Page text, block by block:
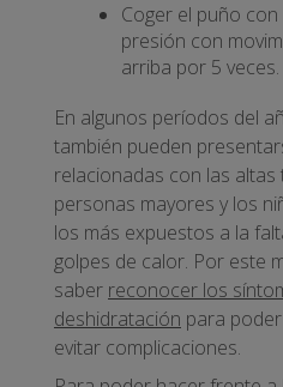
Coger el puño
presión con
arriba por 5 veces.
En algunos períodos del
también pueden
relacionadas con las
personas mayores y los
los más expuestos a la
golpes de calor. Por este
saber reconocer los
deshidratación para
evitar complicaciones.